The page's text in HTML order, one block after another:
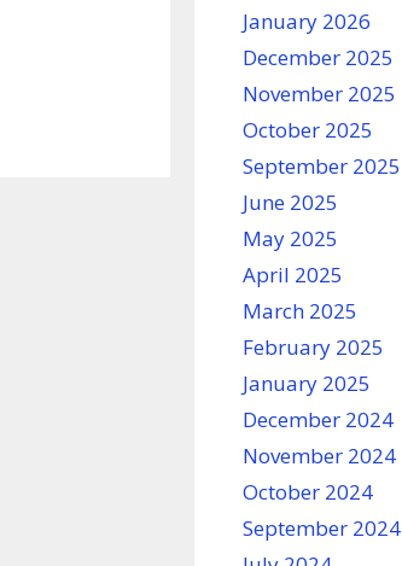
January 2026
December 2025
November 2025
October 2025
September 2025
June 2025
May 2025
April 2025
March 2025
February 2025
January 2025
December 2024
November 2024
October 2024
September 2024